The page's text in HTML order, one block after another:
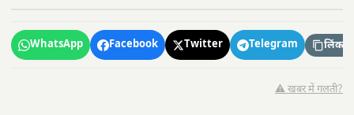
WhatsApp Facebook Twitter Telegram लिंक
⚠️ खबर में गलती?